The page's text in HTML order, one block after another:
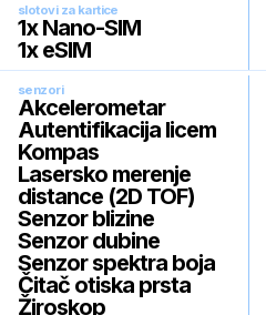
slotovi za kartice
1x Nano-SIM
1x eSIM
senzori
Akcelerometar
Autentifikacija licem
Kompas
Lasersko merenje
distance (2D TOF)
Senzor blizine
Senzor dubine
Senzor spektra boja
Čitač otiska prsta
Žiroskop